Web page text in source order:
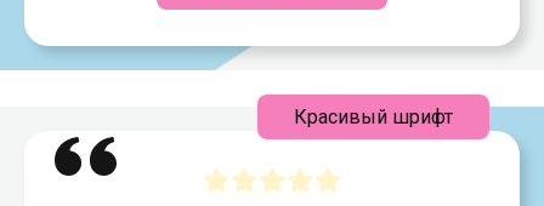
Красивый шрифт